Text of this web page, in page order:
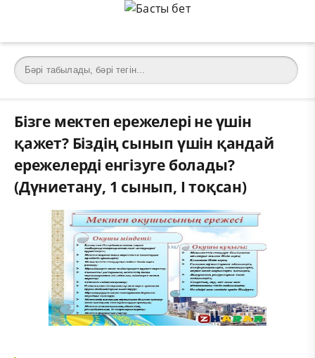
Бізге мектеп ережелері не үшін
қажет? Біздің сынып үшін қандай
ережелерді енгізуге болады?
(Дүниетану, 1 сынып, I тоқсан)